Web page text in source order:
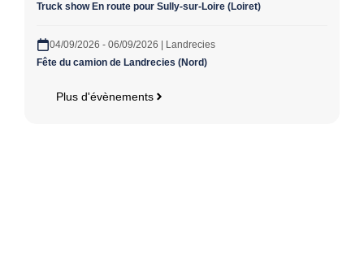
Truck show En route pour Sully-sur-Loire (Loiret)
04/09/2026 - 06/09/2026 | Landrecies
Fête du camion de Landrecies (Nord)
Plus d'évènements